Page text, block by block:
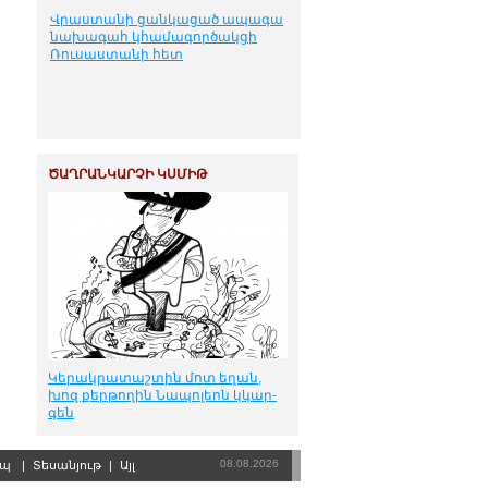
Վրաստանի ցանկացած ապագա
նախագահ կհամագործակցի
Ռուսաստանի հետ
ԾԱՂՐԱՆԿԱՐՉԻ ԿՍՄԻԹ
Կե­րակ­րա­տաշ­տին մոտ ե­ղան,
խոզ քեր­թո­ղին Նա­պո­լեոն կկար­
գեն
| Տեսանյութ | Այլ 08.08.2026